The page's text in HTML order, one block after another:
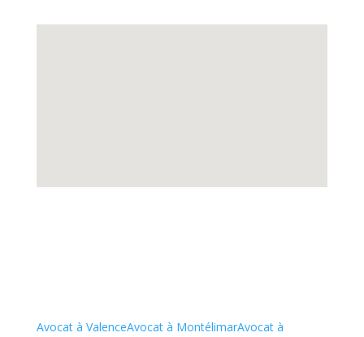
Avocat à ValenceAvocat à MontélimarAvocat à